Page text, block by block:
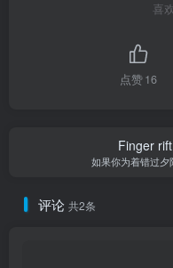
喜
点赞16
Finger
如果你为着错过
评论 共2条